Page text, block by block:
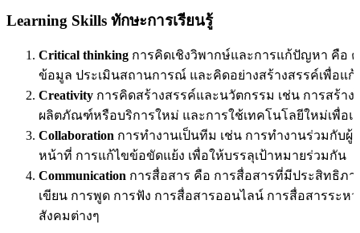
Learning Skills ทักษะการเรียนรู้
Critical thinking การคิดเชิงวิพากษ์และการแก้ปัญหา คือ
ข้อมูล ประเมินสถานการณ์ และคิดอย่างสร้างสรรค์เพื่อแ
Creativity การคิดสร้างสรรค์และนวัตกรรม เช่น การสร้า
ผลิตภัณฑ์หรือบริการใหม่ และการใช้เทคโนโลยีใหม่เพื่อ
Collaboration การทำงานเป็นทีม เช่น การทำงานร่วมกับ
หน้าที่ การแก้ไขข้อขัดแย้ง เพื่อให้บรรลุเป้าหมายร่วมกัน
Communication การสื่อสาร คือ การสื่อสารที่มีประสิทธิภา
เขียน การพูด การฟัง การสื่อสารออนไลน์ การสื่อสารระห
สังคมต่างๆ